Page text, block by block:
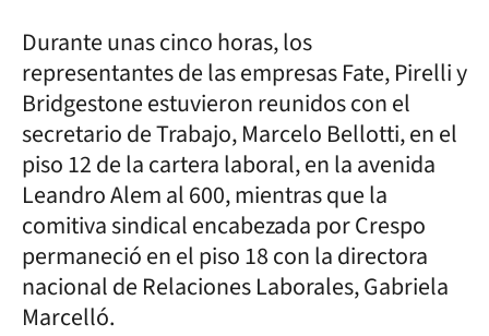
Durante unas cinco horas, los
representantes de las empresas Fate, Pirelli y
Bridgestone estuvieron reunidos con el
secretario de Trabajo, Marcelo Bellotti, en el
piso 12 de la cartera laboral, en la avenida
Leandro Alem al 600, mientras que la
comitiva sindical encabezada por Crespo
permaneció en el piso 18 con la directora
nacional de Relaciones Laborales, Gabriela
Marcelló.